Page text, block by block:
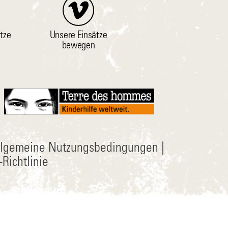
Unsere Einsätze
bewegen
Nutzungsbedingungen
Richtlinie